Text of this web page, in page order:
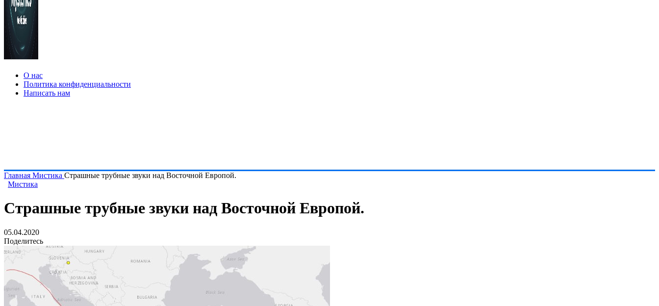
О нас
Политика конфиденциальности
Написать нам
Главная Мистика Страшные трубные звуки над Восточной Европой.
Мистика
Страшные трубные звуки над Восточной Европой.
05.04.2020
Поделитесь